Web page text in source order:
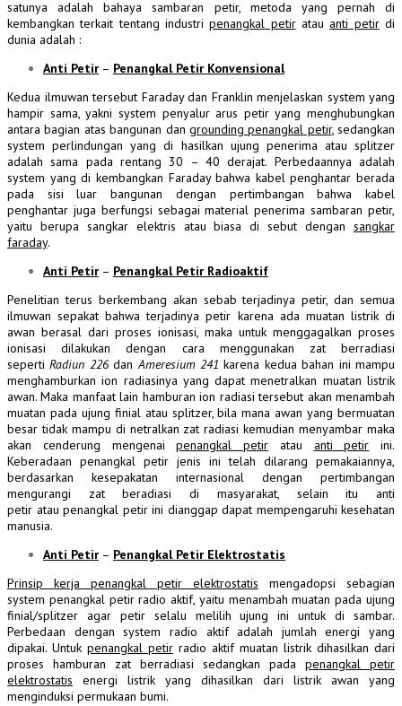
satunya adalah bahayasambaran petir, metoda yang pernah di
kembangkan terkait tentang industripenangkal petiratau anti petirdi
dunia adalah :
Anti Petir – Penangkal Petir Konvensional
Kedua ilmuwan tersebut Faraday dan Franklin menjelaskan system yang
hampir sama, yakni system penyalur arus petir yang menghubungkan
antara bagian atas bangunan dan groundingpenangkal petir, sedangkan
system perlindungan yang di hasilkan ujung penerima atau splitzer
adalah sama pada rentang 30 – 40 derajat. Perbedaannya adalah
system yang di kembangkan Faraday bahwa kabel penghantar berada
pada sisi luar bangunan dengan pertimbangan bahwa kabel
penghantar juga berfungsi sebagai material penerimasambaran petir,
yaitu berupa sangkar elektris atau biasa di sebut dengan sangkar
faraday.
Anti Petir – Penangkal Petir Radioaktif
Penelitian terus berkembang akan sebab terjadinya petir, dan semua
ilmuwan sepakat bahwa terjadinya petir karena ada muatan listrik di
awan berasal dari proses ionisasi, maka untuk menggagalkan proses
ionisasi dilakukan dengan cara menggunakan zat berradiasi
sepertiRadiun 226danAmeresium 241 karena kedua bahan ini mampu
menghamburkan ion radiasinya yang dapat menetralkan muatan listrik
awan. Maka manfaat lain hamburan ion radiasi tersebut akan menambah
muatan pada ujung finial atau splitzer, bila mana awan yang bermuatan
besar tidak mampu di netralkan zat radiasi kemudian menyambar maka
akan cenderung mengenaipenangkal petir atau anti petir ini.
Keberadaan penangkal petir jenis ini telah dilarang pemakaiannya,
berdasarkan kesepakatan internasional dengan pertimbangan
mengurangi zat beradiasi di masyarakat, selain itu anti
petir atau penangkal petir ini dianggap dapat mempengaruhi kesehatan
manusia.
Anti Petir – Penangkal Petir Elektrostatis
Prinsip kerja penangkal petir elektrostatis mengadopsi sebagian
system penangkalpetir radio aktif, yaitu menambah muatan pada ujung
finial/splitzer agar petir selalu melilih ujung ini untuk di sambar.
Perbedaan dengan system radio aktif adalah jumlah energi yang
dipakai. Untuk penangkal petir radio aktif muatan listrik dihasilkan dari
proses hamburan zat berradiasi sedangkan pada penangkal petir
elektrostatis energi listrik yang dihasilkan dari listrik awan yang
menginduksi permukaan bumi.